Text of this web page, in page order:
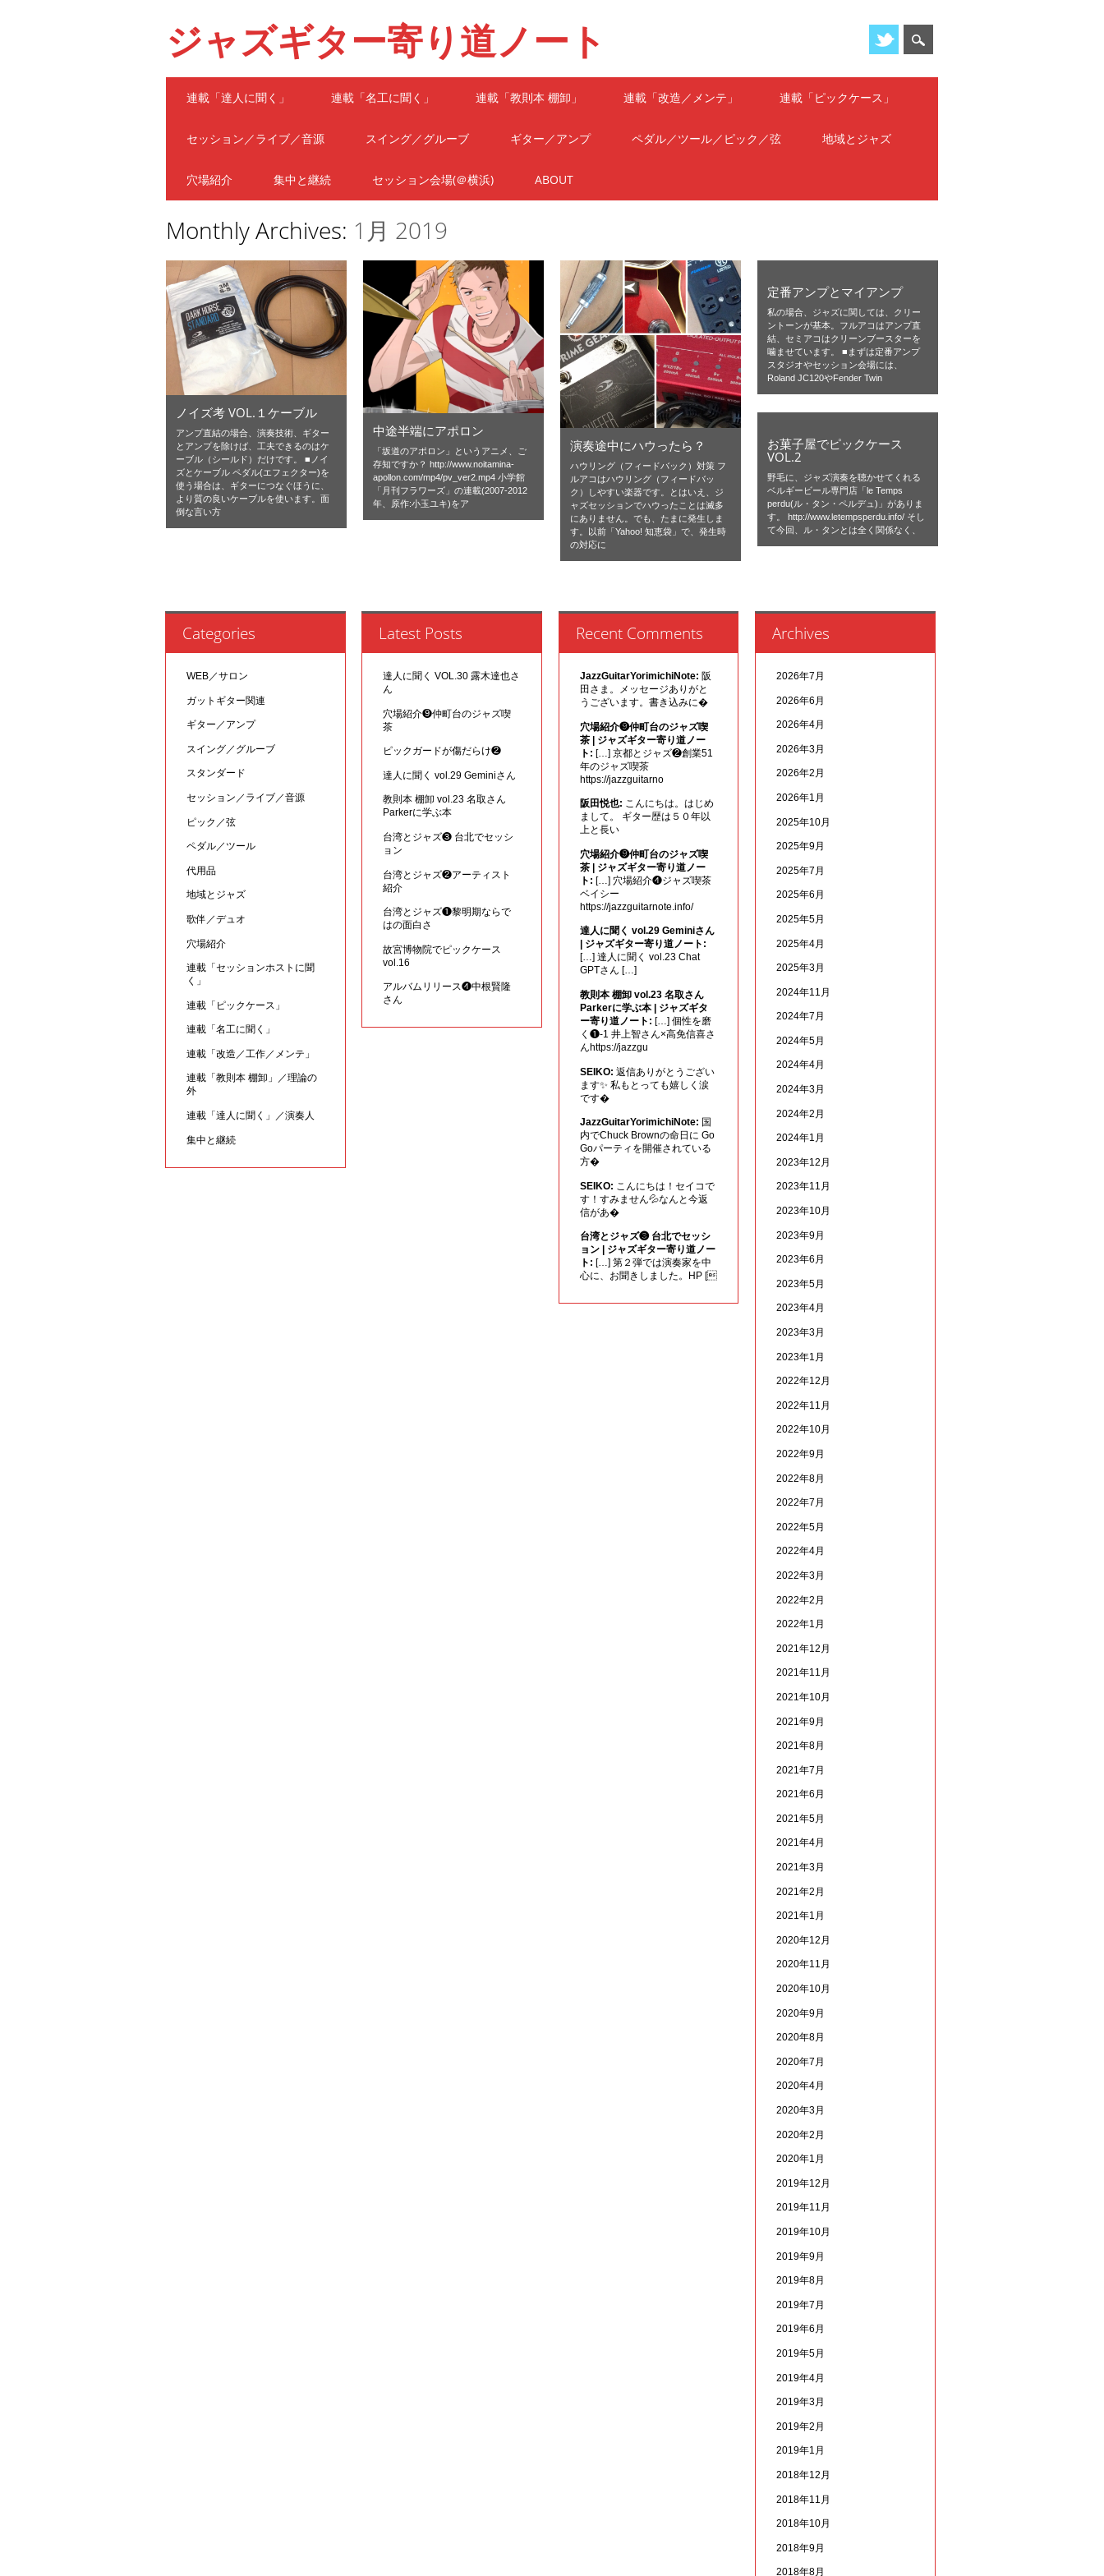
ジャズギター寄り道ノート
Main menu
連載「達人に聞く」 連載「名工に聞く」 連載「教則本 棚卸」 連載「改造／メンテ」 連載「ピックケース」
セッション／ライブ／音源 スイング／グルーブ ギター／アンプ ペダル／ツール／ピック／弦 地域とジャズ
穴場紹介 集中と継続 セッション会場(＠横浜) ABOUT
Monthly Archives: 1月 2019
ノイズ考 VOL.１ケーブル
アンプ直結の場合、演奏技術、ギター
とアンプを除けば、工夫できるのはケ
ーブル（シールド）だけです。 ■ノイ
ズとケーブル ペダル(エフェクター)を
使う場合は、ギターにつなぐほうに、
より質の良いケーブルを使います。面
倒な言い方
中途半端にアポロン
「坂道のアポロン」というアニメ、ご
存知ですか？ http://www.noitamina-
apollon.com/mp4/pv_ver2.mp4 小学館
「月刊フラワーズ」の連載(2007-2012
年、原作:小玉ユキ)をア
演奏途中にハウったら？
ハウリング（フィードバック）対策 フ
ルアコはハウリング（フィードバッ
ク）しやすい楽器です。とはいえ、ジ
ャズセッションでハウったことは滅多
にありません。でも、たまに発生しま
す。以前「Yahoo! 知恵袋」で、発生時
の対応に
定番アンプとマイアンプ
私の場合、ジャズに関しては、クリー
ントーンが基本。フルアコはアンプ直
結、セミアコはクリーンブースターを
噛ませています。 ■まずは定番アンプ
スタジオやセッション会場には、
Roland JC120やFender Twin
お菓子屋でピックケース
VOL.2
野毛に、ジャズ演奏を聴かせてくれる
ベルギービール専門店「le Temps
perdu(ル・タン・ペルデュ)」がありま
す。 http://www.letempsperdu.info/ そし
て今回、ル・タンとは全く関係なく、
Categories
WEB／サロン
ガットギター関連
ギター／アンプ
スイング／グルーブ
スタンダード
セッション／ライブ／音源
ピック／弦
ペダル／ツール
代用品
地域とジャズ
歌伴／デュオ
穴場紹介
連載「セッションホストに聞
く」
連載「ピックケース」
連載「名工に聞く」
連載「改造／工作／メンテ」
連載「教則本 棚卸」／理論の
外
連載「達人に聞く」／演奏人
集中と継続
Latest Posts
達人に聞く VOL.30 露木達也さ
ん
穴場紹介❾仲町台のジャズ喫
茶
ピックガードが傷だらけ❷
達人に聞く vol.29 Geminiさん
教則本 棚卸 vol.23 名取さん
Parkerに学ぶ本
台湾とジャズ❸ 台北でセッシ
ョン
台湾とジャズ❷アーティスト
紹介
台湾とジャズ❶黎明期ならで
はの面白さ
故宮博物院でピックケース
vol.16
アルバムリリース❹中根賢隆
さん
Recent Comments
JazzGuitarYorimichiNote: 阪
田さま。メッセージありがと
うございます。書き込みに�
穴場紹介❾仲町台のジャズ喫
茶 | ジャズギター寄り道ノー
ト: […] 京都とジャズ❷創業51
年のジャズ喫茶
https://jazzguitarno
阪田悦也: こんにちは。はじめ
まして。 ギター歴は５０年以
上と長い
穴場紹介❾仲町台のジャズ喫
茶 | ジャズギター寄り道ノー
ト: […] 穴場紹介❹ジャズ喫茶
ベイシー
https://jazzguitarnote.info/
達人に聞く vol.29 Geminiさん
| ジャズギター寄り道ノート:
[…] 達人に聞く vol.23 Chat
GPTさん […]
教則本 棚卸 vol.23 名取さん
Parkerに学ぶ本 | ジャズギタ
ー寄り道ノート: […] 個性を磨
く❶-1 井上智さん×高免信喜さ
んhttps://jazzgu
SEIKO: 返信ありがとうござい
ます✨ 私もとっても嬉しく涙
です�
JazzGuitarYorimichiNote: 国
内でChuck Brownの命日に Go
Goパーティを開催されている
方�
SEIKO: こんにちは！セイコで
す！すみません💦なんと今返
信があ�
台湾とジャズ❸ 台北でセッシ
ョン | ジャズギター寄り道ノー
ト: […] 第２弾では演奏家を中
心に、お聞きしました。HP [
Archives
2026年7月
2026年6月
2026年4月
2026年3月
2026年2月
2026年1月
2025年10月
2025年9月
2025年7月
2025年6月
2025年5月
2025年4月
2025年3月
2024年11月
2024年7月
2024年5月
2024年4月
2024年3月
2024年2月
2024年1月
2023年12月
2023年11月
2023年10月
2023年9月
2023年6月
2023年5月
2023年4月
2023年3月
2023年1月
2022年12月
2022年11月
2022年10月
2022年9月
2022年8月
2022年7月
2022年5月
2022年4月
2022年3月
2022年2月
2022年1月
2021年12月
2021年11月
2021年10月
2021年9月
2021年8月
2021年7月
2021年6月
2021年5月
2021年4月
2021年3月
2021年2月
2021年1月
2020年12月
2020年11月
2020年10月
2020年9月
2020年8月
2020年7月
2020年4月
2020年3月
2020年2月
2020年1月
2019年12月
2019年11月
2019年10月
2019年9月
2019年8月
2019年7月
2019年6月
2019年5月
2019年4月
2019年3月
2019年2月
2019年1月
2018年12月
2018年11月
2018年10月
2018年9月
2018年8月